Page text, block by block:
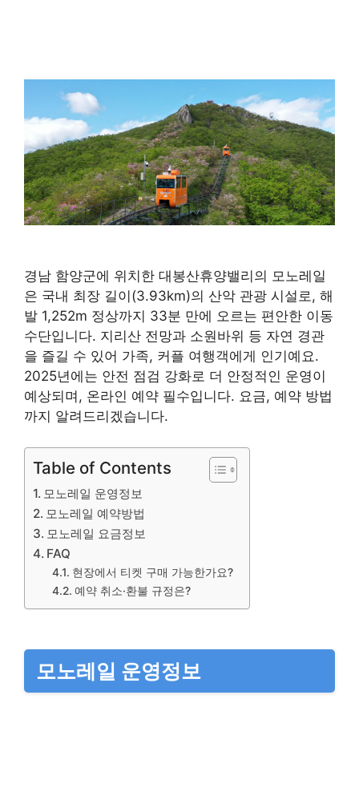
경남 함양군에 위치한 대봉산휴양밸리의 모노레일
은 국내 최장 길이(3.93km)의 산악 관광 시설로, 해
발 1,252m 정상까지 33분 만에 오르는 편안한 이동
수단입니다. 지리산 전망과 소원바위 등 자연 경관
을 즐길 수 있어 가족, 커플 여행객에게 인기예요.
2025년에는 안전 점검 강화로 더 안정적인 운영이
예상되며, 온라인 예약 필수입니다. 요금, 예약 방법
까지 알려드리겠습니다.
Table of Contents
모노레일 운영정보
모노레일 예약방법
모노레일 요금정보
FAQ
현장에서 티켓 구매 가능한가요?
예약 취소·환불 규정은?
모노레일 운영정보